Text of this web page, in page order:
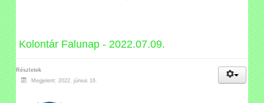
Kolontár Falunap - 2022.07.09.
Részletek
Megjelent: 2022. június 16.